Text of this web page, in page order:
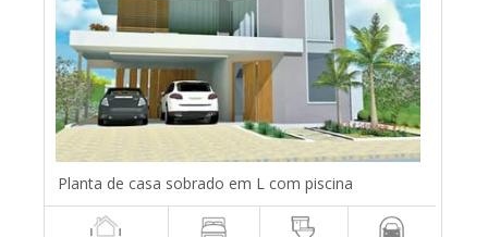
Planta de casa sobrado em L com piscina